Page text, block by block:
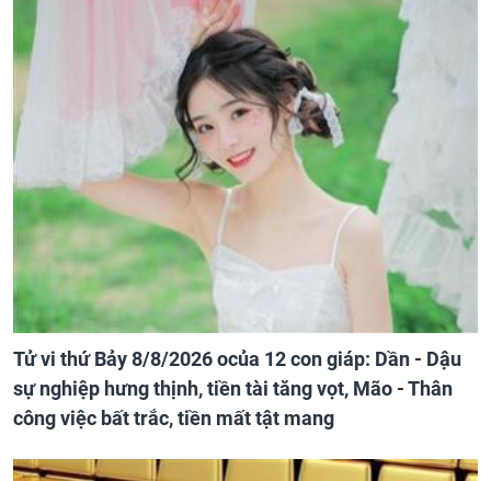
Tử vi thứ Bảy 8/8/2026 ocủa 12 con giáp: Dần - Dậu
sự nghiệp hưng thịnh, tiền tài tăng vọt, Mão - Thân
công việc bất trắc, tiền mất tật mang